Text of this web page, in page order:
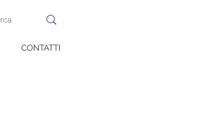
CONTATTI